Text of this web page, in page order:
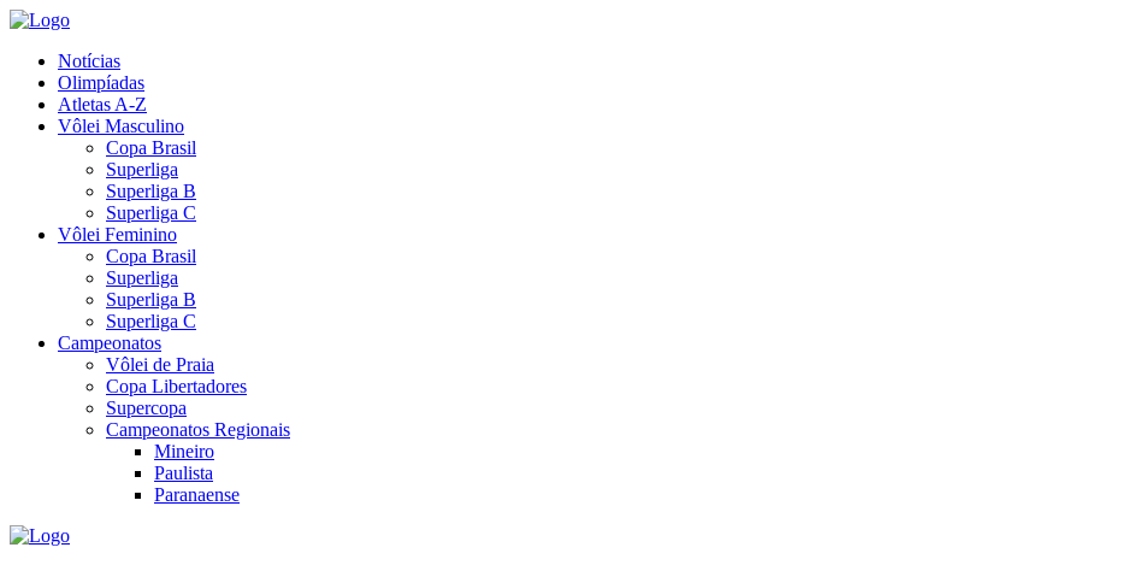
Notícias
Olimpíadas
Atletas A-Z
Vôlei Masculino
Copa Brasil
Superliga
Superliga B
Superliga C
Vôlei Feminino
Copa Brasil
Superliga
Superliga B
Superliga C
Campeonatos
Vôlei de Praia
Copa Libertadores
Supercopa
Campeonatos Regionais
Mineiro
Paulista
Paranaense